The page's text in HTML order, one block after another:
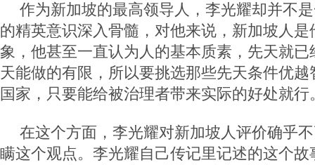
作为新加坡的最高领导人，李光耀却并不是
的精英意识深入骨髓，对他来说，新加坡人
象，他甚至一直认为人的基本质素，先天就
天能做的有限，所以要挑选那些先天条件优
国家，只要能给被治理者带来实际的好处就行
在这个方面，李光耀对新加坡人评价确乎
瞒这个观点。李光耀自己传记里记述的这个